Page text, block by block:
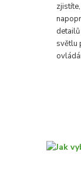
světlu